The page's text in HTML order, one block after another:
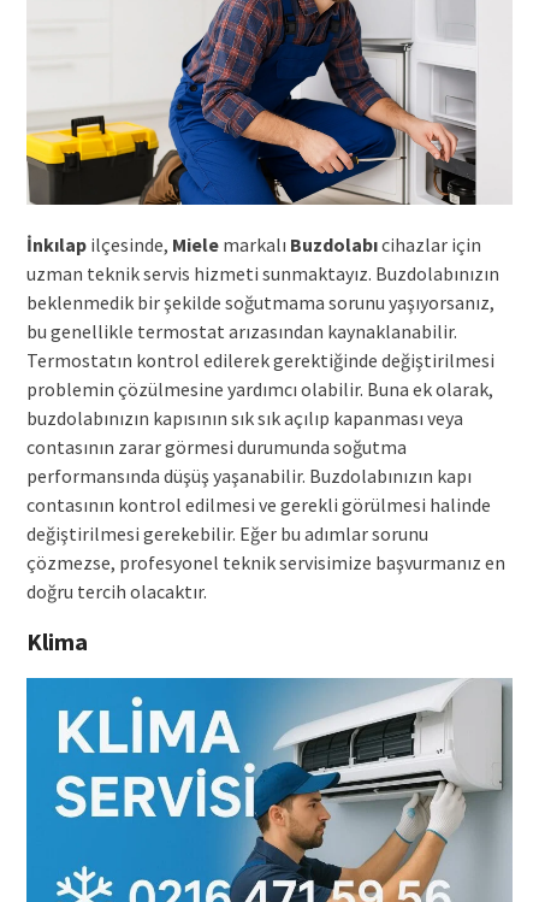
İnkılapilçesinde, Mielemarkalı Buzdolabıcihazlar için
uzman teknik servis hizmeti sunmaktayız. Buzdolabınızın
beklenmedik bir şekilde soğutmama sorunu yaşıyorsanız,
bu genellikle termostat arızasından kaynaklanabilir.
Termostatın kontrol edilerek gerektiğinde değiştirilmesi
problemin çözülmesine yardımcı olabilir. Buna ek olarak,
buzdolabınızın kapısının sık sık açılıp kapanması veya
contasının zarar görmesi durumunda soğutma
performansında düşüş yaşanabilir. Buzdolabınızın kapı
contasının kontrol edilmesi ve gerekli görülmesi halinde
değiştirilmesi gerekebilir. Eğer bu adımlar sorunu
çözmezse, profesyonel teknik servisimize başvurmanız en
doğru tercih olacaktır.
Klima